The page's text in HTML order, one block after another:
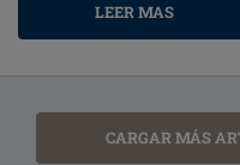
LEER MAS
CARGAR MÁS